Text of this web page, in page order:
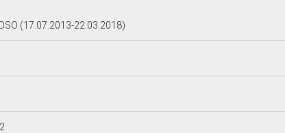
(17.07.2013-22.03.2018)